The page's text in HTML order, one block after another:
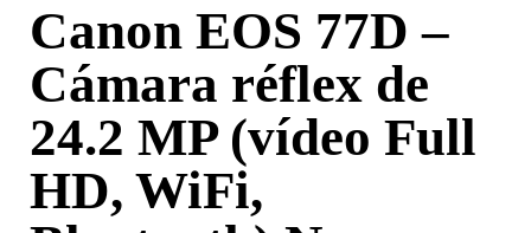
Canon EOS 77D –
Cámara réflex de
24.2 MP (vídeo Full
HD, WiFi,